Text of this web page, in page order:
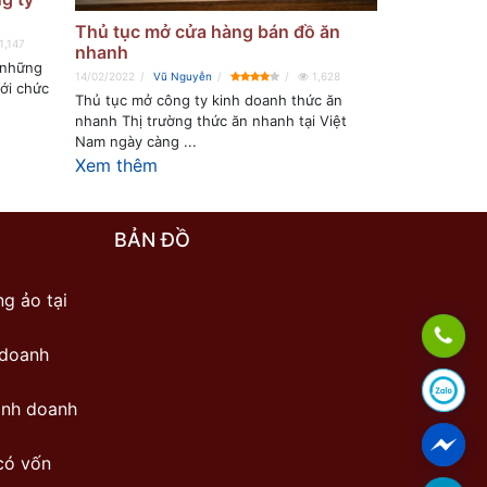
chức
Thủ tục mở cửa hàng bán đồ ăn
nhanh
14/02/2022 Vũ Nguyễn 1,628
Thủ tục mở công ty kinh doanh thức ăn
nhanh Thị trường thức ăn nhanh tại Việt
Nam ngày càng ...
Xem thêm
ảo tại
doanh
vốn
BẢN ĐỒ